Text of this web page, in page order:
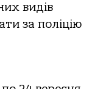
видів
за поліцію